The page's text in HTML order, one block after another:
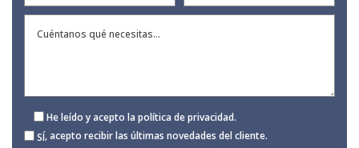
He leído y acepto la política de privacidad.
SÍ, acepto recibir las últimas novedades del cliente.